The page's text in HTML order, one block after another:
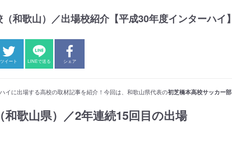
和歌山）／出場校紹介【平成30年度インターハイ】
ツイート LINEで送る シェア
イに出場する高校の取材記事を紹介！今回は、和歌山県代表の初芝橋本高校サッカー部
和歌山県）／2年連続15回目の出場